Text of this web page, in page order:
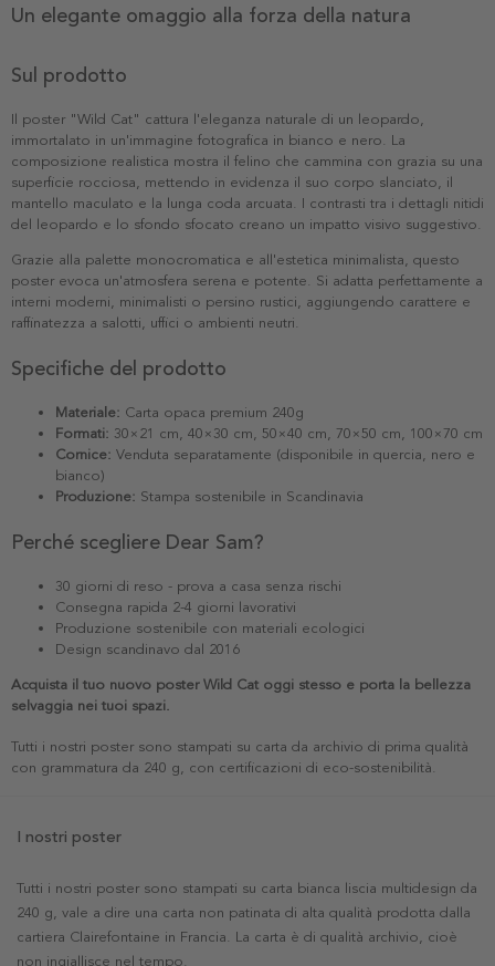
Un elegante omaggio alla forza della natura
Sul prodotto
Il poster "Wild Cat" cattura l'eleganza naturale di un leopardo,
immortalato in un'immagine fotografica in bianco e nero. La
composizione realistica mostra il felino che cammina con grazia su una
superficie rocciosa, mettendo in evidenza il suo corpo slanciato, il
mantello maculato e la lunga coda arcuata. I contrasti tra i dettagli nitidi
del leopardo e lo sfondo sfocato creano un impatto visivo suggestivo.
Grazie alla palette monocromatica e all'estetica minimalista, questo
poster evoca un'atmosfera serena e potente. Si adatta perfettamente a
interni moderni, minimalisti o persino rustici, aggiungendo carattere e
raffinatezza a salotti, uffici o ambienti neutri.
Specifiche del prodotto
Materiale: Carta opaca premium 240g
Formati: 30×21 cm, 40×30 cm, 50×40 cm, 70×50 cm, 100×70 cm
Cornice: Venduta separatamente (disponibile in quercia, nero e
bianco)
Produzione: Stampa sostenibile in Scandinavia
Perché scegliere Dear Sam?
30 giorni di reso - prova a casa senza rischi
Consegna rapida 2-4 giorni lavorativi
Produzione sostenibile con materiali ecologici
Design scandinavo dal 2016
Acquista il tuo nuovo poster Wild Cat oggi stesso e porta la bellezza
selvaggia nei tuoi spazi.
Tutti i nostri poster sono stampati su carta da archivio di prima qualità
con grammatura da 240 g, con certificazioni di eco-sostenibilità.
I nostri poster
Tutti i nostri poster sono stampati su carta bianca liscia multidesign da
240 g, vale a dire una carta non patinata di alta qualità prodotta dalla
cartiera Clairefontaine in Francia. La carta è di qualità archivio, cioè
non ingiallisce nel tempo.